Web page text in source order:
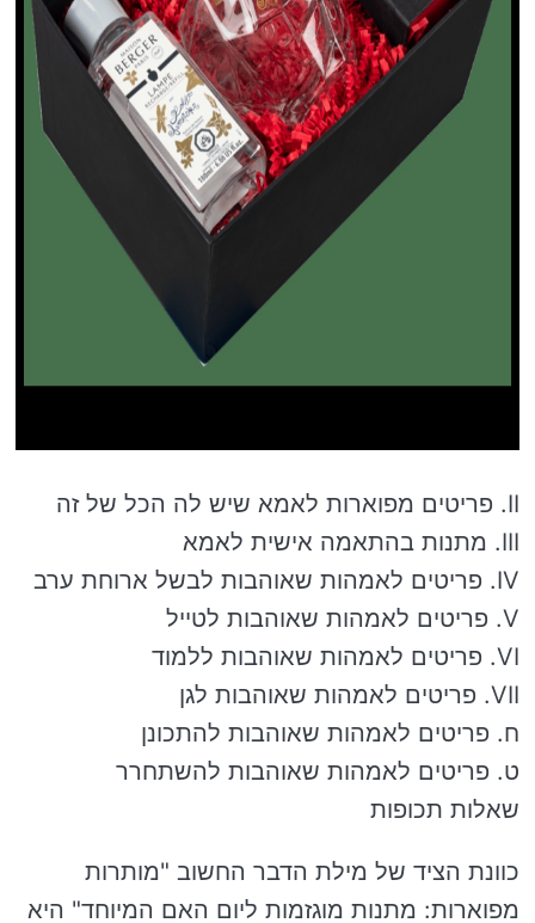
II. פריטים מפוארות לאמא שיש לה הכל של זה
III. מתנות בהתאמה אישית לאמא
IV. פריטים לאמהות שאוהבות לבשל ארוחת ערב
V. פריטים לאמהות שאוהבות לטייל
VI. פריטים לאמהות שאוהבות ללמוד
VII. פריטים לאמהות שאוהבות לגן
ח. פריטים לאמהות שאוהבות להתכונן
ט. פריטים לאמהות שאוהבות להשתחרר
שאלות תכופות
כוונת הציד של מילת הדבר החשוב "מותרות
מפוארות: מתנות מוגזמות ליום האם המיוחד" היא